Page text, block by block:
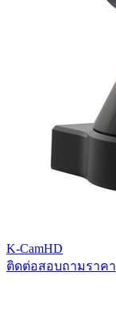
K-CamHD
ติดต่อสอบถามราคา